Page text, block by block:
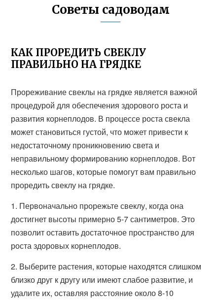
Советы садоводам
КАК ПРОРЕДИТЬ СВЕКЛУ
ПРАВИЛЬНО НА ГРЯДКЕ
Прореживание свеклы на грядке является важной
процедурой для обеспечения здорового роста и
развития корнеплодов. В процессе роста свекла
может становиться густой, что может привести к
недостаточному проникновению света и
неправильному формированию корнеплодов. Вот
несколько шагов, которые помогут вам правильно
проредить свеклу на грядке.
1. Первоначально прорежьте свеклу, когда она
достигнет высоты примерно 5-7 сантиметров. Это
позволит оставить достаточное пространство для
роста здоровых корнеплодов.
2. Выберите растения, которые находятся слишком
близко друг к другу или имеют слабое развитие, и
удалите их, оставляя расстояние около 8-10